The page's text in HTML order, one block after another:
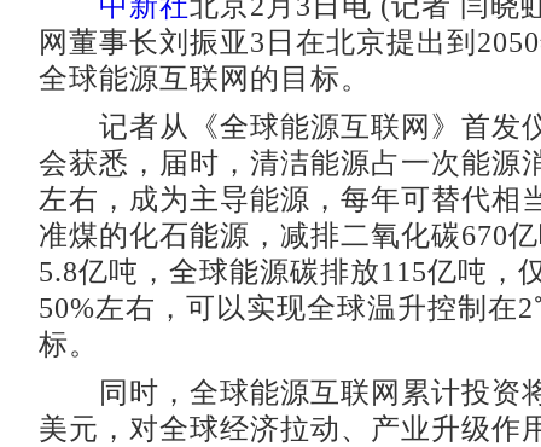
网董事长刘振亚3日在北京提出到
全球能源互联网的目标。
记者从《全球能源互联网》首发
会获悉，届时，清洁能源占一次能源
左右，成为主导能源，每年可替代相
准煤的化石能源，减排二氧化碳670
5.8亿吨，全球能源碳排放115亿吨，
50%左右，可以实现全球温升控制在
标。
同时，全球能源互联网累计投资
美元，对全球经济拉动、产业升级作